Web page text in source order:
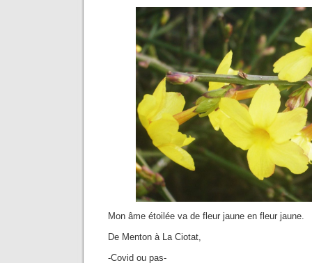
Mon âme étoilée va de fleur jaune en fleur jaune.
De Menton à La Ciotat,
-Covid ou pas-